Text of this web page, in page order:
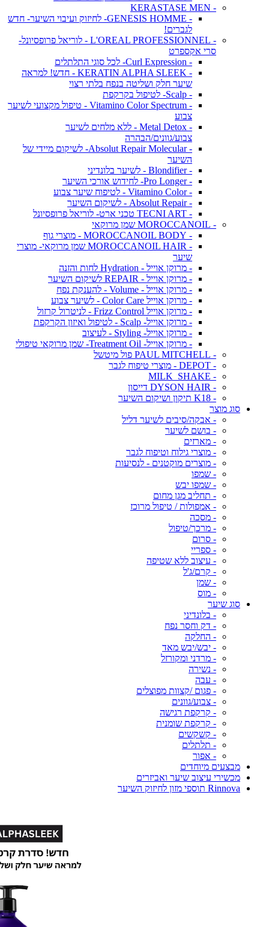
- KERASTASE MEN
- GENESIS HOMME- לחיזוק ועיבוי השיער- חדש
לגברים!
- L'OREAL PROFESSIONNEL - לוריאל פרופסיונל-
סרי אקספרט
- Curl Expression- לכל סוגי התלתלים
- KERATIN ALPHA SLEEK - חדש! למראה
שיער חלק ושליטה בנפח בלתי רצוי
- Scalp- לטיפול בקרקפת
- Vitamino Color Spectrum - טיפול מקצועי לשיער
צבוע
- Metal Detox - ללא מלחים לשיער
צבוע/גוונים/הבהרה
- Absolut Repair Molecular- לשיקום מיידי של
השיער
- Blondifier - לשיער בלונדיני
- Pro Longer- לחידוש אורכי השיער
- Vitamino Color - לטיפוח שיער צבוע
- Absolut Repair - לשיקום השיער
- TECNI ART טכני ארט- לוריאל פרופסיונל
- MOROCCANOIL שמן מרוקאי
- MOROCCANOIL BODY - מוצרי גוף
- MOROCCANOIL HAIR שמן מרוקאי- מוצרי
שיער
- מרוקן אוייל - Hydration לחות והזנה
- מרוקן אוייל - REPAIR לשיקום השיער
- מרוקן אוייל - Volume - להענקת נפח
- מרוקן אוייל Color Care - לשיער צבוע
- מרוקן אוייל Frizz Control - לניטרול קרזול
- מרוקן אוייל- Scalp - לטיפול ואיזון הקרקפת
- מרוקן אוייל- Styling - לעיצוב
- מרוקן אוייל- Treatment Oil- שמן מרוקאי טיפולי
- PAUL MITCHELL פול מיטשל
- DEPOT - מוצרי טיפוח לגבר
- MILK_SHAKE
- DYSON HAIR דייסון
- K18 תיקון ושיקום השיער
סוג מוצר
- אבקה/סיבים לשיער דליל
- בושם לשיער
- מארזים
- מוצרי גילוח וטיפוח לגבר
- מוצרים מוקטנים - לנסיעות
- שמפו
- שמפו יבש
- תחליב מגן מחום
- אמפולות / טיפול מרוכז
- מסכה
- מרכך/טיפול
- סרום
- ספריי
- עיצוב ללא שטיפה
- קרם/ג'ל
- שמן
- מוס
סוג שיער
- בלונדיני
- דק וחסר נפח
- החלקה
- יבש/יבש מאד
- מרדני ומקורזל
- נשירה
- עבה
- פגום /קצוות מפוצלים
- צבוע/גוונים
- קרקפת רגישה
- קרקפת שומנית
- קשקשים
- תלתלים
- אפור
מבצעים מיוחדים
מכשירי עיצוב שיער ואביזרים
Rinnova תוספי מזון לחיזוק השיער